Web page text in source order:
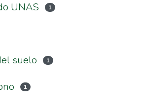
UNAS 1
suelo 1
1